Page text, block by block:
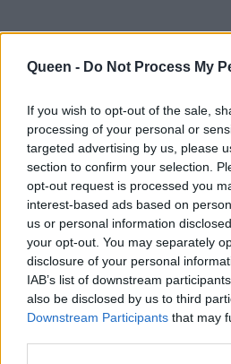
Queen - Do Not Process My
If you wish to opt-out of the sale,
processing of your personal or
targeted advertising by us, please
section to confirm your selection.
opt-out request is processed you
interest-based ads based on
us or personal information
your opt-out. You may separately
disclosure of your personal
IAB’s list of downstream
also be disclosed by us to third
Downstream Participants that may